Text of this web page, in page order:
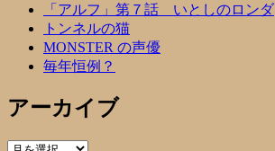
「アルフ」第７話 いとしのロンダ
トンネルの猫
MONSTER の声優
毎年恒例？
アーカイブ